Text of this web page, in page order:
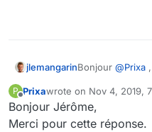
jlemangarinBonjour @Prixa ,
Effectivement,
d'espace pourra
documents dans
Bonne fin de
P
Offline
Prixawrote on Nov 4, 2019,
last edited by
Bonjour Jérôme,
Merci pour cette réponse.